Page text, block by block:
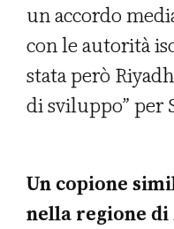
un accordo
con le autorità
stata però
di sviluppo” per
Un copione
nella regione